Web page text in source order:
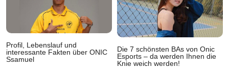
Profil, Lebenslauf und
interessante Fakten über ONIC
Ssamuel
Die 7 schönsten BAs von Onic
Esports – da werden Ihnen die
Knie weich werden!